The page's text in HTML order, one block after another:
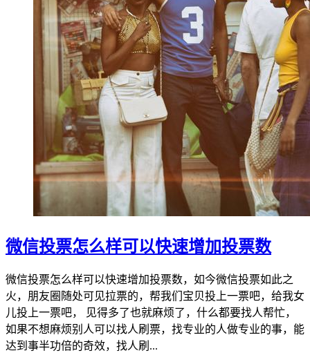
微信投票怎么样可以快速增加投票数
微信投票怎么样可以快速增加投票数，如今微信投票如此之
火，朋友圈随处可见拉票的，帮我们宝贝投上一票吧，给我女
儿投上一票吧， 见得多了也就麻烦了，什么都要找人帮忙，
如果不想麻烦别人可以找人刷票，找专业的人做专业的事，能
达到事半功倍的奇效，找人刷...